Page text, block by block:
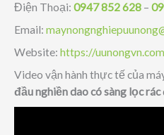
Điện Thoại: 0947 852 628 –
Email:
Website: https://uunongvn.com
Video vận hành thực tế của
đầu nghiền dao có sàng lọc rác